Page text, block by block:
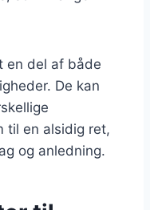
en del af både
De kan
til en alsidig ret,
og anledning.